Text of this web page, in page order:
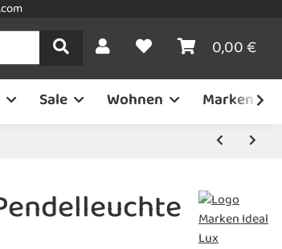
0,00 €
Sale Wohnen Marken